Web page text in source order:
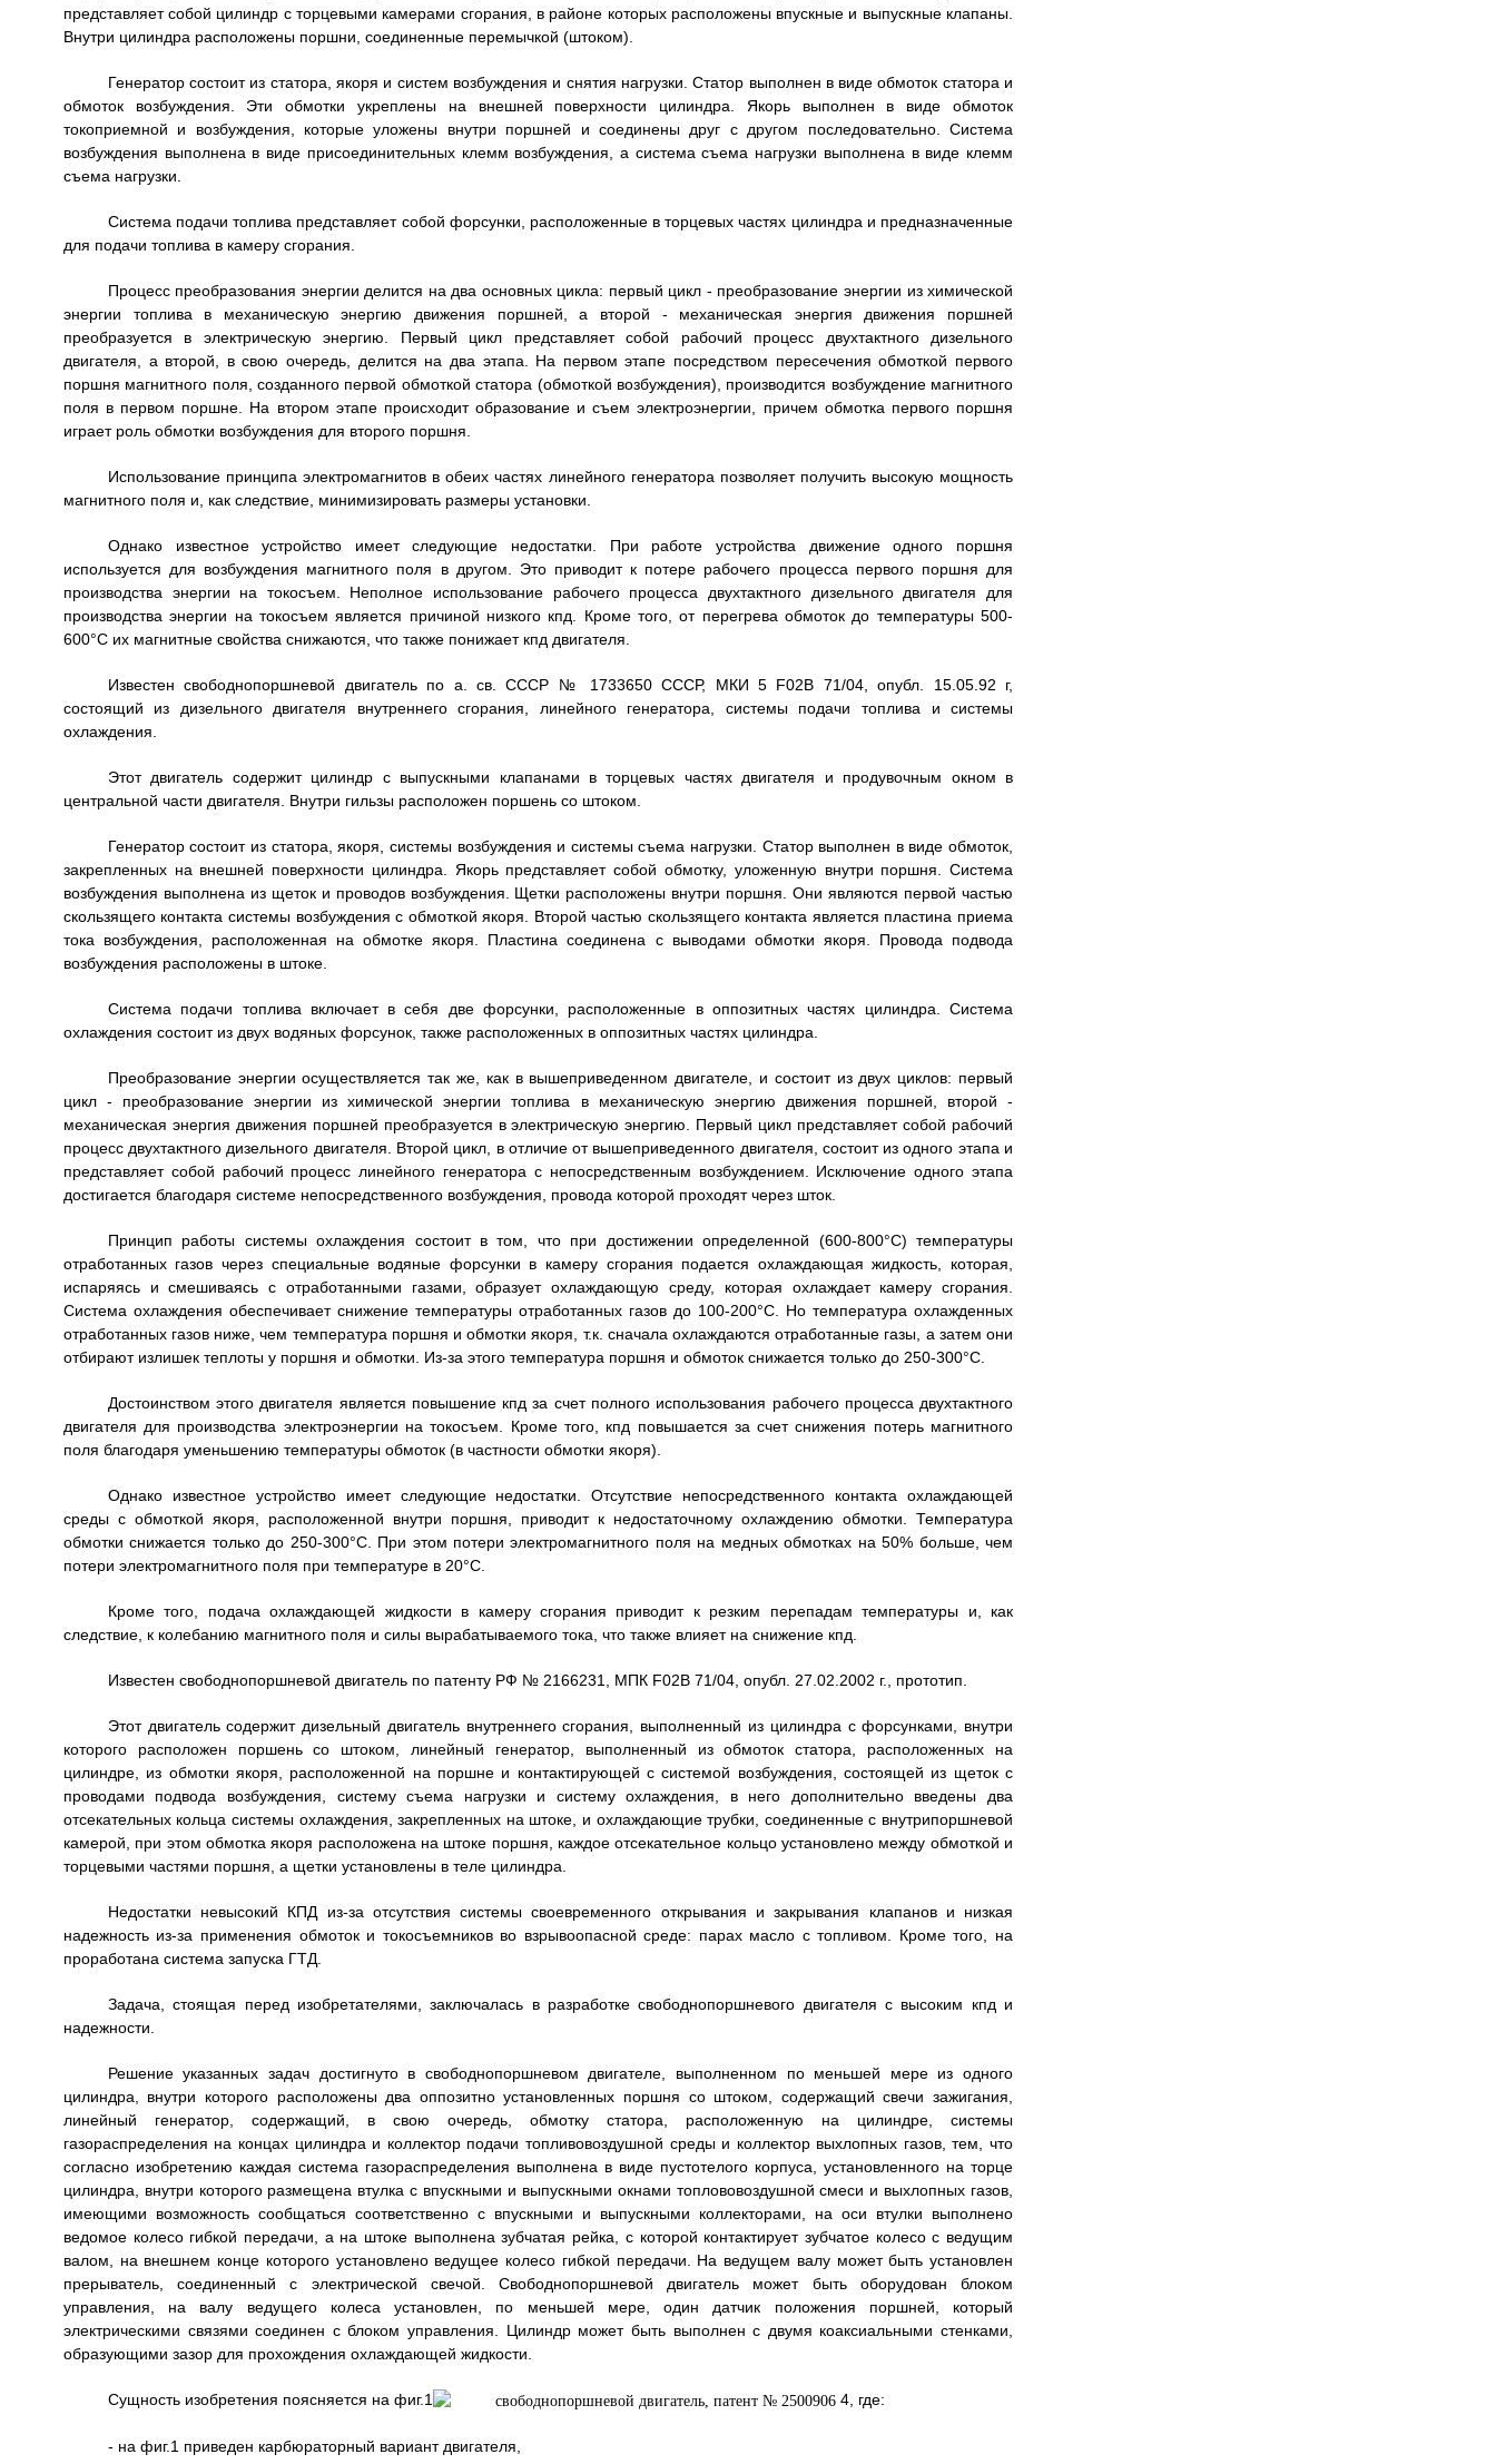
представляет собой цилиндр с торцевыми камерами сгорания, в районе которых расположены впускные и выпускные клапаны.
Внутри цилиндра расположены поршни, соединенные перемычкой (штоком).
Генератор состоит из статора, якоря и систем возбуждения и снятия нагрузки. Статор выполнен в виде обмоток статора и
обмоток возбуждения. Эти обмотки укреплены на внешней поверхности цилиндра. Якорь выполнен в виде обмоток
токоприемной и возбуждения, которые уложены внутри поршней и соединены друг с другом последовательно. Система
возбуждения выполнена в виде присоединительных клемм возбуждения, а система съема нагрузки выполнена в виде клемм
съема нагрузки.
Система подачи топлива представляет собой форсунки, расположенные в торцевых частях цилиндра и предназначенные
для подачи топлива в камеру сгорания.
Процесс преобразования энергии делится на два основных цикла: первый цикл - преобразование энергии из химической
энергии топлива в механическую энергию движения поршней, а второй - механическая энергия движения поршней
преобразуется в электрическую энергию. Первый цикл представляет собой рабочий процесс двухтактного дизельного
двигателя, а второй, в свою очередь, делится на два этапа. На первом этапе посредством пересечения обмоткой первого
поршня магнитного поля, созданного первой обмоткой статора (обмоткой возбуждения), производится возбуждение магнитного
поля в первом поршне. На втором этапе происходит образование и съем электроэнергии, причем обмотка первого поршня
играет роль обмотки возбуждения для второго поршня.
Использование принципа электромагнитов в обеих частях линейного генератора позволяет получить высокую мощность
магнитного поля и, как следствие, минимизировать размеры установки.
Однако известное устройство имеет следующие недостатки. При работе устройства движение одного поршня
используется для возбуждения магнитного поля в другом. Это приводит к потере рабочего процесса первого поршня для
производства энергии на токосъем. Неполное использование рабочего процесса двухтактного дизельного двигателя для
производства энергии на токосъем является причиной низкого кпд. Кроме того, от перегрева обмоток до температуры 500-
600°C их магнитные свойства снижаются, что также понижает кпд двигателя.
Известен свободнопоршневой двигатель по а. св. СССР № 1733650 СССР, МКИ 5 F02B 71/04, опубл. 15.05.92 г,
состоящий из дизельного двигателя внутреннего сгорания, линейного генератора, системы подачи топлива и системы
охлаждения.
Этот двигатель содержит цилиндр с выпускными клапанами в торцевых частях двигателя и продувочным окном в
центральной части двигателя. Внутри гильзы расположен поршень со штоком.
Генератор состоит из статора, якоря, системы возбуждения и системы съема нагрузки. Статор выполнен в виде обмоток,
закрепленных на внешней поверхности цилиндра. Якорь представляет собой обмотку, уложенную внутри поршня. Система
возбуждения выполнена из щеток и проводов возбуждения. Щетки расположены внутри поршня. Они являются первой частью
скользящего контакта системы возбуждения с обмоткой якоря. Второй частью скользящего контакта является пластина приема
тока возбуждения, расположенная на обмотке якоря. Пластина соединена с выводами обмотки якоря. Провода подвода
возбуждения расположены в штоке.
Система подачи топлива включает в себя две форсунки, расположенные в оппозитных частях цилиндра. Система
охлаждения состоит из двух водяных форсунок, также расположенных в оппозитных частях цилиндра.
Преобразование энергии осуществляется так же, как в вышеприведенном двигателе, и состоит из двух циклов: первый
цикл - преобразование энергии из химической энергии топлива в механическую энергию движения поршней, второй -
механическая энергия движения поршней преобразуется в электрическую энергию. Первый цикл представляет собой рабочий
процесс двухтактного дизельного двигателя. Второй цикл, в отличие от вышеприведенного двигателя, состоит из одного этапа и
представляет собой рабочий процесс линейного генератора с непосредственным возбуждением. Исключение одного этапа
достигается благодаря системе непосредственного возбуждения, провода которой проходят через шток.
Принцип работы системы охлаждения состоит в том, что при достижении определенной (600-800°C) температуры
отработанных газов через специальные водяные форсунки в камеру сгорания подается охлаждающая жидкость, которая,
испаряясь и смешиваясь с отработанными газами, образует охлаждающую среду, которая охлаждает камеру сгорания.
Система охлаждения обеспечивает снижение температуры отработанных газов до 100-200°C. Но температура охлажденных
отработанных газов ниже, чем температура поршня и обмотки якоря, т.к. сначала охлаждаются отработанные газы, а затем они
отбирают излишек теплоты у поршня и обмотки. Из-за этого температура поршня и обмоток снижается только до 250-300°C.
Достоинством этого двигателя является повышение кпд за счет полного использования рабочего процесса двухтактного
двигателя для производства электроэнергии на токосъем. Кроме того, кпд повышается за счет снижения потерь магнитного
поля благодаря уменьшению температуры обмоток (в частности обмотки якоря).
Однако известное устройство имеет следующие недостатки. Отсутствие непосредственного контакта охлаждающей
среды с обмоткой якоря, расположенной внутри поршня, приводит к недостаточному охлаждению обмотки. Температура
обмотки снижается только до 250-300°C. При этом потери электромагнитного поля на медных обмотках на 50% больше, чем
потери электромагнитного поля при температуре в 20°C.
Кроме того, подача охлаждающей жидкости в камеру сгорания приводит к резким перепадам температуры и, как
следствие, к колебанию магнитного поля и силы вырабатываемого тока, что также влияет на снижение кпд.
Известен свободнопоршневой двигатель по патенту РФ № 2166231, МПК F02B 71/04, опубл. 27.02.2002 г., прототип.
Этот двигатель содержит дизельный двигатель внутреннего сгорания, выполненный из цилиндра с форсунками, внутри
которого расположен поршень со штоком, линейный генератор, выполненный из обмоток статора, расположенных на
цилиндре, из обмотки якоря, расположенной на поршне и контактирующей с системой возбуждения, состоящей из щеток с
проводами подвода возбуждения, систему съема нагрузки и систему охлаждения, в него дополнительно введены два
отсекательных кольца системы охлаждения, закрепленных на штоке, и охлаждающие трубки, соединенные с внутрипоршневой
камерой, при этом обмотка якоря расположена на штоке поршня, каждое отсекательное кольцо установлено между обмоткой и
торцевыми частями поршня, а щетки установлены в теле цилиндра.
Недостатки невысокий КПД из-за отсутствия системы своевременного открывания и закрывания клапанов и низкая
надежность из-за применения обмоток и токосъемников во взрывоопасной среде: парах масло с топливом. Кроме того, на
проработана система запуска ГТД.
Задача, стоящая перед изобретателями, заключалась в разработке свободнопоршневого двигателя с высоким кпд и
надежности.
Решение указанных задач достигнуто в свободнопоршневом двигателе, выполненном по меньшей мере из одного
цилиндра, внутри которого расположены два оппозитно установленных поршня со штоком, содержащий свечи зажигания,
линейный генератор, содержащий, в свою очередь, обмотку статора, расположенную на цилиндре, системы
газораспределения на концах цилиндра и коллектор подачи топливовоздушной среды и коллектор выхлопных газов, тем, что
согласно изобретению каждая система газораспределения выполнена в виде пустотелого корпуса, установленного на торце
цилиндра, внутри которого размещена втулка с впускными и выпускными окнами топлововоздушной смеси и выхлопных газов,
имеющими возможность сообщаться соответственно с впускными и выпускными коллекторами, на оси втулки выполнено
ведомое колесо гибкой передачи, а на штоке выполнена зубчатая рейка, с которой контактирует зубчатое колесо с ведущим
валом, на внешнем конце которого установлено ведущее колесо гибкой передачи. На ведущем валу может быть установлен
прерыватель, соединенный с электрической свечой. Свободнопоршневой двигатель может быть оборудован блоком
управления, на валу ведущего колеса установлен, по меньшей мере, один датчик положения поршней, который
электрическими связями соединен с блоком управления. Цилиндр может быть выполнен с двумя коаксиальными стенками,
образующими зазор для прохождения охлаждающей жидкости.
Сущность изобретения поясняется на фиг.1 4, где:
- на фиг.1 приведен карбюраторный вариант двигателя,